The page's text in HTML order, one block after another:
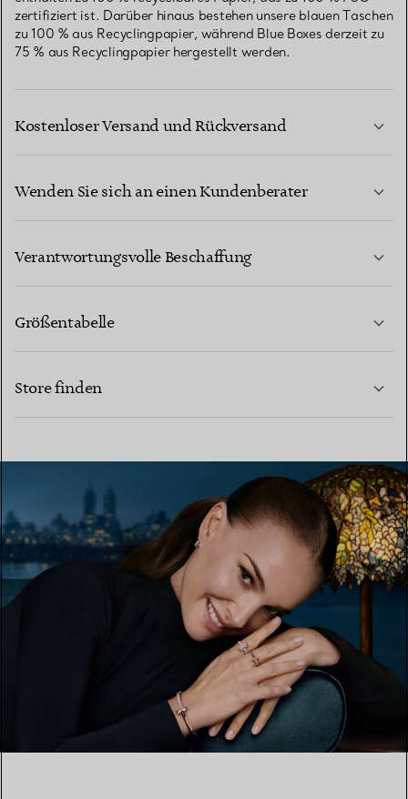
zertifiziert ist. Darüber hinaus bestehen unsere blauen Taschen
zu 100 % aus Recyclingpapier, während Blue Boxes derzeit zu
75 % aus Recyclingpapier hergestellt werden.
Kostenloser Versand und Rückversand
Wenden Sie sich an einen Kundenberater
Verantwortungsvolle Beschaffung
Größentabelle
Store finden